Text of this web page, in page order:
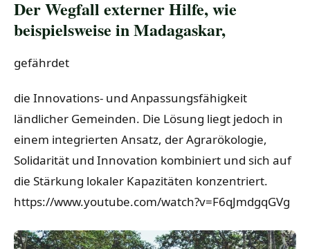
Der Wegfall externer Hilfe, wie
beispielsweise in Madagaskar,
gefährdet
die Innovations- und Anpassungsfähigkeit
ländlicher Gemeinden. Die Lösung liegt jedoch in
einem integrierten Ansatz, der Agrarökologie,
Solidarität und Innovation kombiniert und sich auf
die Stärkung lokaler Kapazitäten konzentriert.
https://www.youtube.com/watch?v=F6qJmdgqGVg